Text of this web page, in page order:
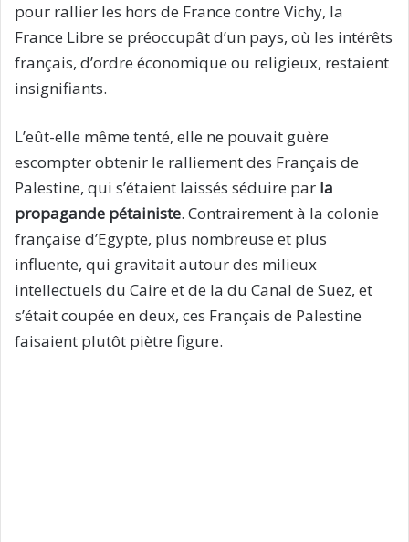
pour rallier les hors de France contre Vichy, la
France Libre se préoccupât d’un pays, où les intérêts
français, d’ordre économique ou religieux, restaient
insignifiants.
L’eût-elle même tenté, elle ne pouvait guère
escompter obtenir le ralliement des Français de
Palestine, qui s’étaient laissés séduire par la
propagande pétainiste. Contrairement à la colonie
française d’Egypte, plus nombreuse et plus
influente, qui gravitait autour des milieux
intellectuels du Caire et de la du Canal de Suez, et
s’était coupée en deux, ces Français de Palestine
faisaient plutôt piètre figure.